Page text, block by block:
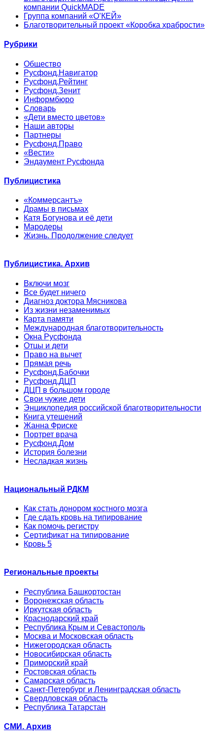
компании QuickMADE
Группа компаний «О’КЕЙ»
Благотворительный проект «Коробка храбрости»
Рубрики
Общество
Русфонд.Навигатор
Русфонд.Рейтинг
Русфонд.Зенит
Информбюро
Словарь
«Дети вместо цветов»
Наши авторы
Партнеры
Русфонд.Право
«Вести»
Эндаумент Русфонда
Публицистика
«Коммерсантъ»
Драмы в письмах
Катя Богунова и её дети
Мародеры
Жизнь. Продолжение следует
Публицистика. Архив
Включи мозг
Все будет ничего
Диагноз доктора Мясникова
Из жизни незаменимых
Карта памяти
Международная благотворительность
Окна Русфонда
Отцы и дети
Право на вычет
Прямая речь
Русфонд.Бабочки
Русфонд.ДЦП
ДЦП в большом городе
Свои чужие дети
Энциклопедия российской благотворительности
Книга утешений
Жанна Фриске
Портрет врача
Русфонд.Дом
История болезни
Несладкая жизнь
Национальный РДКМ
Как стать донором костного мозга
Где сдать кровь на типирование
Как помочь регистру
Сертификат на типирование
Кровь 5
Региональные проекты
Республика Башкортостан
Воронежская область
Иркутская область
Краснодарский край
Республика Крым и Севастополь
Москва и Московская область
Нижегородская область
Новосибирская область
Приморский край
Ростовская область
Самарская область
Санкт-Петербург и Ленинградская область
Свердловская область
Республика Татарстан
СМИ. Архив